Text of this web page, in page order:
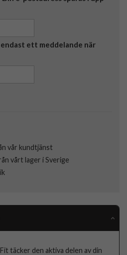
endast ett meddelande när
vår kundtjänst
vårt lager i Sverige
täcker den aktiva delen av din